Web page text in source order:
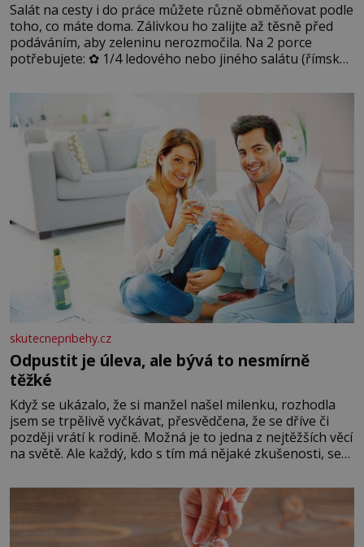
Salát na cesty i do práce můžete různě obměňovat podle
toho, co máte doma. Zálivkou ho zalijte až těsně před
podáváním, aby zeleninu nerozmočila. Na 2 porce
potřebujete: ✿ 1/4 ledového nebo jiného salátu (římský
okurky ✿ 2 rajčata Zálivka: ✿ 4 lžíce olivového oleje ✿ 1
lžíci citronové šťávy ✿ ½ stroužku
skutecnepribehy.cz
Odpustit je úleva, ale bývá to nesmírně
těžké
Když se ukázalo, že si manžel našel milenku, rozhodla
jsem se trpělivě vyčkávat, přesvědčena, že se dříve či
později vrátí k rodině. Možná je to jedna z nejtěžších věcí
na světě. Ale každý, kdo s tím má nějaké zkušenosti, se
Když se ke mně doneslo, že si manžel pořídil milenku,